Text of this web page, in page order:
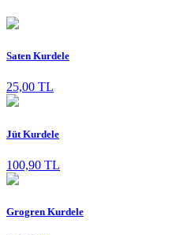
Saten Kurdele
25,00 TL
Jüt Kurdele
100,90 TL
Grogren Kurdele